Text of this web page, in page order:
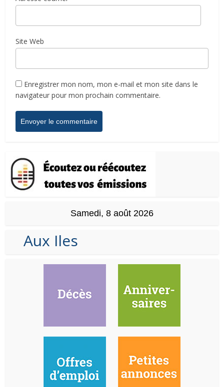
Site Web
Enregistrer mon nom, mon e-mail et mon site dans le
navigateur pour mon prochain commentaire.
Samedi, 8 août 2026
Aux Iles